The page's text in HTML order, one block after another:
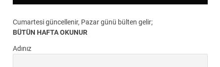
Cumartesi güncellenir, Pazar günü bülten gelir;
BÜTÜN HAFTA OKUNUR
Adınız